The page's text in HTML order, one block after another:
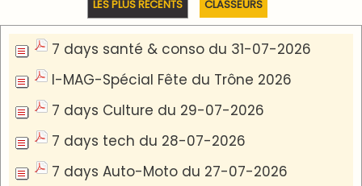
Podcast IA-MAG-07 du 22-07-2026
Podcast I-Week N°136-19-07-2026
Podcast I-débats N31 du 18-07-2026
Communiqué de presse
Marrakech : le Musée Yves Saint Laurent fait du